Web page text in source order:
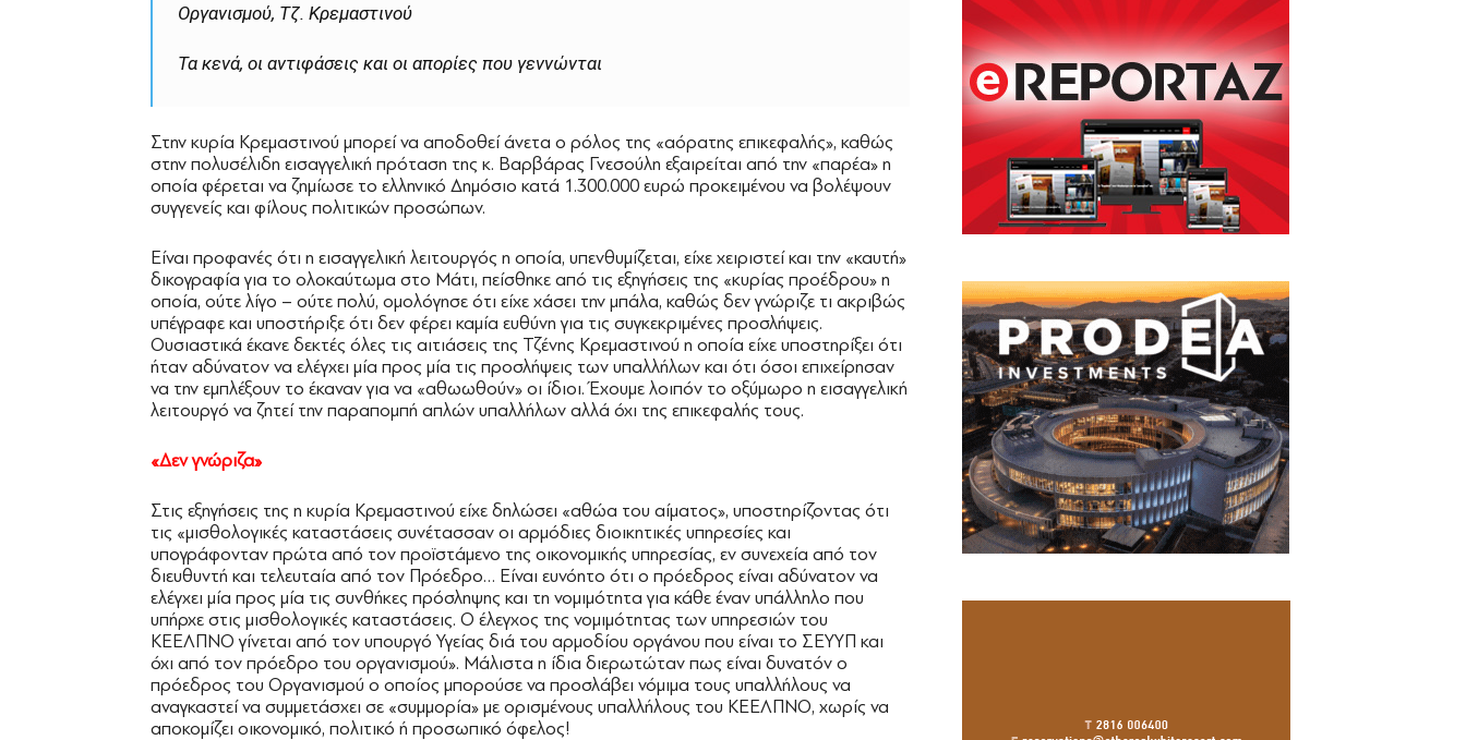
Οργανισμού, Τζ. Κρεμαστινού
Τα κενά, οι αντιφάσεις και οι απορίες που γεννώνται
Στην κυρία Κρεμαστινού μπορεί να αποδοθεί άνετα ο ρόλος της «αόρατης επικεφαλής», καθώς
στην πολυσέλιδη εισαγγελική πρόταση της κ. Βαρβάρας Γνεσούλη εξαιρείται από την «παρέα» η
οποία φέρεται να ζημίωσε το ελληνικό Δημόσιο κατά 1.300.000 ευρώ προκειμένου να βολέψουν
συγγενείς και φίλους πολιτικών προσώπων.
Είναι προφανές ότι η εισαγγελική λειτουργός η οποία, υπενθυμίζεται, είχε χειριστεί και την «καυτή»
δικογραφία για το ολοκαύτωμα στο Μάτι, πείσθηκε από τις εξηγήσεις της «κυρίας προέδρου» η
οποία, ούτε λίγο – ούτε πολύ, ομολόγησε ότι είχε χάσει την μπάλα, καθώς δεν γνώριζε τι ακριβώς
υπέγραφε και υποστήριξε ότι δεν φέρει καμία ευθύνη για τις συγκεκριμένες προσλήψεις.
Ουσιαστικά έκανε δεκτές όλες τις αιτιάσεις της Τζένης Κρεμαστινού η οποία είχε υποστηρίξει ότι
ήταν αδύνατον να ελέγχει μία προς μία τις προσλήψεις των υπαλλήλων και ότι όσοι επιχείρησαν
να την εμπλέξουν το έκαναν για να «αθωωθούν» οι ίδιοι. Έχουμε λοιπόν το οξύμωρο η εισαγγελική
λειτουργό να ζητεί την παραπομπή απλών υπαλλήλων αλλά όχι της επικεφαλής τους.
«Δεν γνώριζα»
Στις εξηγήσεις της η κυρία Κρεμαστινού είχε δηλώσει «αθώα του αίματος», υποστηρίζοντας ότι
τις «μισθολογικές καταστάσεις συνέτασσαν οι αρμόδιες διοικητικές υπηρεσίες και
υπογράφονταν πρώτα από τον προϊστάμενο της οικονομικής υπηρεσίας, εν συνεχεία από τον
διευθυντή και τελευταία από τον Πρόεδρο… Είναι ευνόητο ότι ο πρόεδρος είναι αδύνατον να
ελέγχει μία προς μία τις συνθήκες πρόσληψης και τη νομιμότητα για κάθε έναν υπάλληλο που
υπήρχε στις μισθολογικές καταστάσεις. Ο έλεγχος της νομιμότητας των υπηρεσιών του
ΚΕΕΛΠΝΟ γίνεται από τον υπουργό Υγείας διά του αρμοδίου οργάνου που είναι το ΣΕΥΥΠ και
όχι από τον πρόεδρο του οργανισμού». Μάλιστα η ίδια διερωτώταν πως είναι δυνατόν ο
πρόεδρος του Οργανισμού ο οποίος μπορούσε να προσλάβει νόμιμα τους υπαλλήλους να
αναγκαστεί να συμμετάσχει σε «συμμορία» με ορισμένους υπαλλήλους του ΚΕΕΛΠΝΟ, χωρίς να
αποκομίζει οικονομικό, πολιτικό ή προσωπικό όφελος!